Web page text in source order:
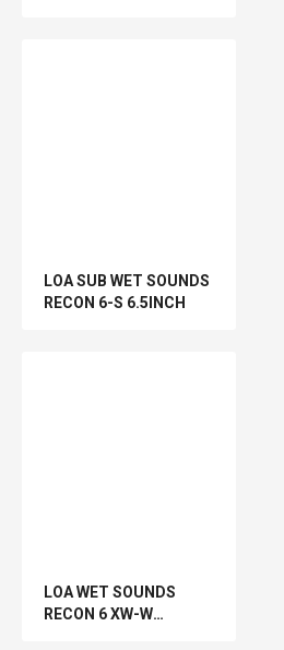
LOA SUB WET SOUNDS
RECON 6-S 6.5INCH
LOA WET SOUNDS
RECON 6 XW-W